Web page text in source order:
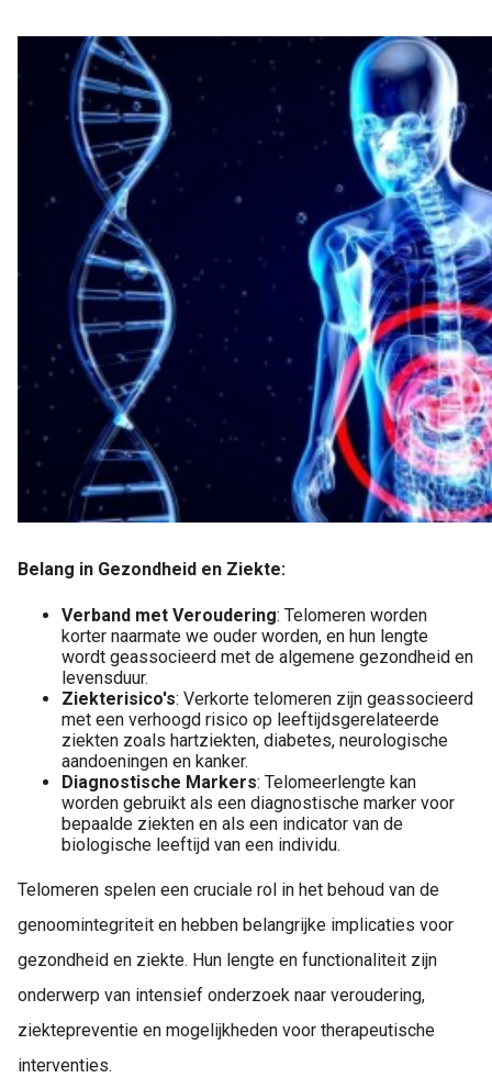
Belang in Gezondheid en Ziekte:
Verband met Veroudering: Telomeren worden
korter naarmate we ouder worden, en hun lengte
wordt geassocieerd met de algemene gezondheid en
levensduur.
Ziekterisico's: Verkorte telomeren zijn geassocieerd
met een verhoogd risico op leeftijdsgerelateerde
ziekten zoals hartziekten, diabetes, neurologische
aandoeningen en kanker.
Diagnostische Markers: Telomeerlengte kan
worden gebruikt als een diagnostische marker voor
bepaalde ziekten en als een indicator van de
biologische leeftijd van een individu.
Telomeren spelen een cruciale rol in het behoud van de
genoomintegriteit en hebben belangrijke implicaties voor
gezondheid en ziekte. Hun lengte en functionaliteit zijn
onderwerp van intensief onderzoek naar veroudering,
ziektepreventie en mogelijkheden voor therapeutische
interventies.